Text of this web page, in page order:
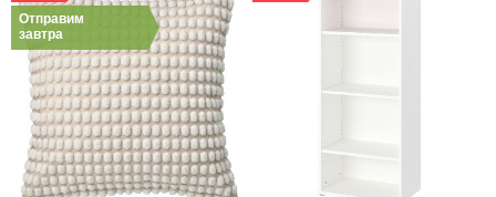
Отправим
завтра